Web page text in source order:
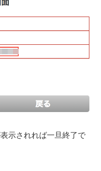
示されれば一旦終了で